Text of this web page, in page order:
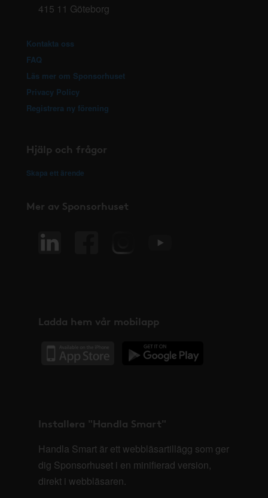
415 11 Göteborg
Kontakta oss
FAQ
Läs mer om Sponsorhuset
Privacy Policy
Registrera ny förening
Hjälp och frågor
Skapa ett ärende
Mer av Sponsorhuset
Ladda hem vår mobilapp
Installera "Handla Smart"
Handla Smart är ett webbläsartillägg som ger
dig Sponsorhuset i en minifierad version,
direkt i webbläsaren.